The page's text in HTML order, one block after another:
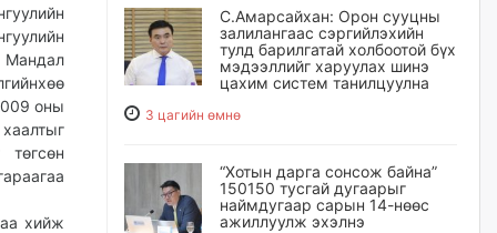
Мандал
оны
хийж
С.Амарсайхан: Орон сууцны
залилангаас сэргийлэхийн
тулд барилгатай холбоотой бүх
мэдээллийг харуулах шинэ
цахим систем танилцуулна
3 цагийн өмнө
“Хотын дарга сонсож байна”
150150 тусгай дугаарыг
наймдугаар сарын 14-нөөс
ажиллуулж эхэлнэ